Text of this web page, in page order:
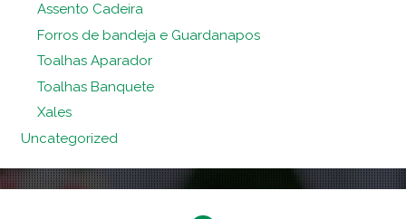
Assento Cadeira
Forros de bandeja e Guardanapos
Toalhas Aparador
Toalhas Banquete
Xales
Uncategorized